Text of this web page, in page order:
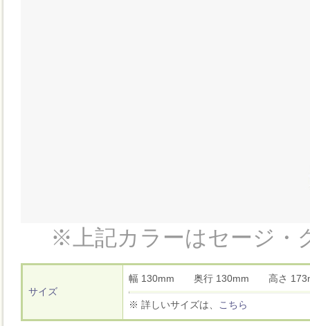
※上記カラーはセージ・
サイズ
幅 130mm 奥行 130mm 高さ
※ 詳しいサイズは、 こちら